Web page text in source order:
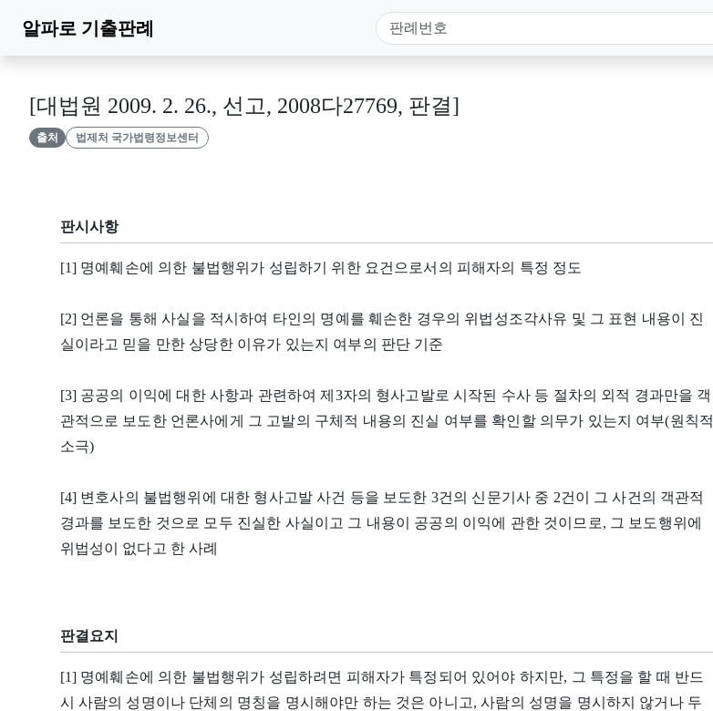
알파로 기출판례
[대법원 2009. 2. 26., 선고, 2008다27769, 판결]
출처 법제처 국가법령정보센터
판시사항
[1] 명예훼손에 의한 불법행위가 성립하기 위한 요건으로서의 피해자의 특정 정도
[2] 언론을 통해 사실을 적시하여 타인의 명예를 훼손한 경우의 위법성조각사유 및 그 표현 내용이 진
실이라고 믿을 만한 상당한 이유가 있는지 여부의 판단 기준
[3] 공공의 이익에 대한 사항과 관련하여 제3자의 형사고발로 시작된 수사 등 절차의 외적 경과만을 객
관적으로 보도한 언론사에게 그 고발의 구체적 내용의 진실 여부를 확인할 의무가 있는지 여부(원칙적
소극)
[4] 변호사의 불법행위에 대한 형사고발 사건 등을 보도한 3건의 신문기사 중 2건이 그 사건의 객관적
경과를 보도한 것으로 모두 진실한 사실이고 그 내용이 공공의 이익에 관한 것이므로, 그 보도행위에
위법성이 없다고 한 사례
판결요지
[1] 명예훼손에 의한 불법행위가 성립하려면 피해자가 특정되어 있어야 하지만, 그 특정을 할 때 반드
시 사람의 성명이나 단체의 명칭을 명시해야만 하는 것은 아니고, 사람의 성명을 명시하지 않거나 두